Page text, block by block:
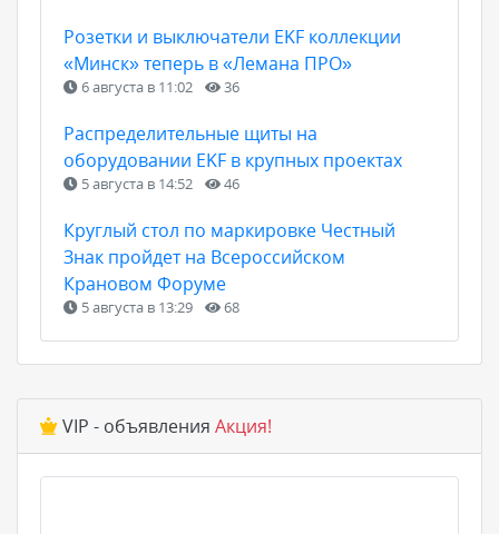
Розетки и выключатели EKF коллекции
«Минск» теперь в «Лемана ПРО»
6 августа в 11:02 36
Распределительные щиты на
оборудовании EKF в крупных проектах
5 августа в 14:52 46
Круглый стол по маркировке Честный
Знак пройдет на Всероссийском
Крановом Форуме
5 августа в 13:29 68
VIP - объявления Акция!